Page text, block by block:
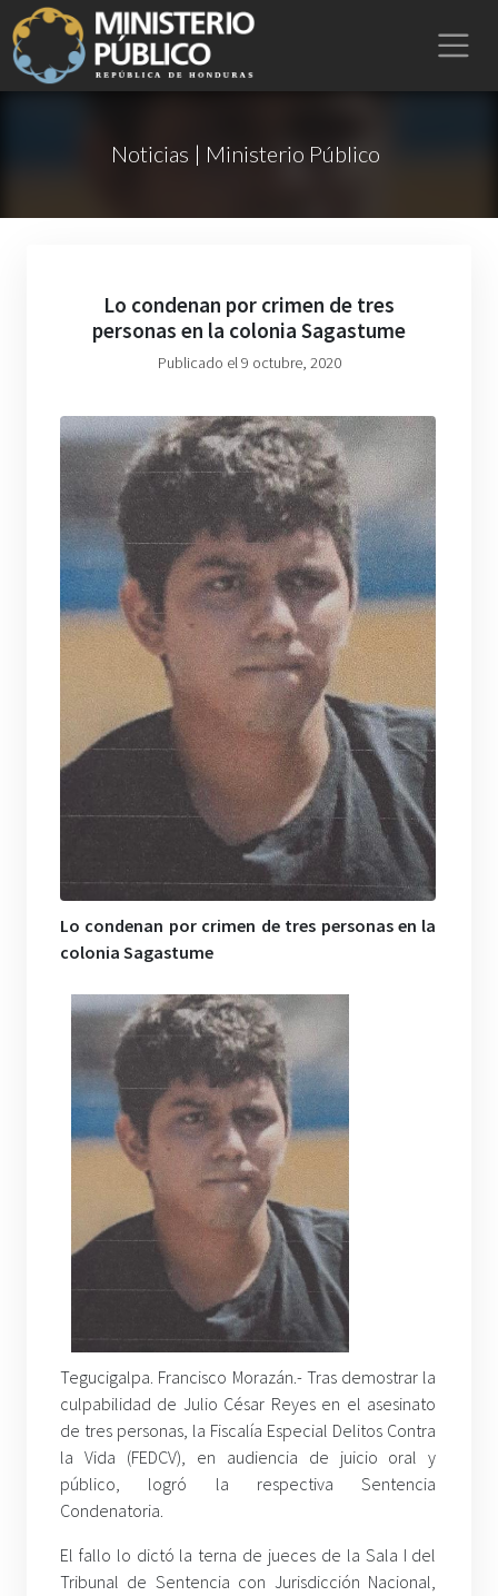
Noticias | Ministerio Público
Lo condenan por crimen de tres
personas en la colonia Sagastume
Publicado el 9 octubre, 2020
Lo condenan por crimen de tres personas en la
colonia Sagastume
Tegucigalpa. Francisco Morazán.- Tras demostrar la
culpabilidad de Julio César Reyes en el asesinato
de tres personas, la Fiscalía Especial Delitos Contra
la Vida (FEDCV), en audiencia de juicio oral y
público, logró la respectiva Sentencia
Condenatoria.
El fallo lo dictó la terna de jueces de la Sala I del
Tribunal de Sentencia con Jurisdicción Nacional,